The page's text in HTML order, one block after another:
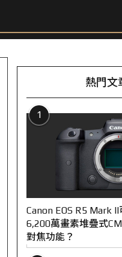
熱門文
1
Canon EOS R5 Mark
6,200萬畫素堆疊式
對焦功能？